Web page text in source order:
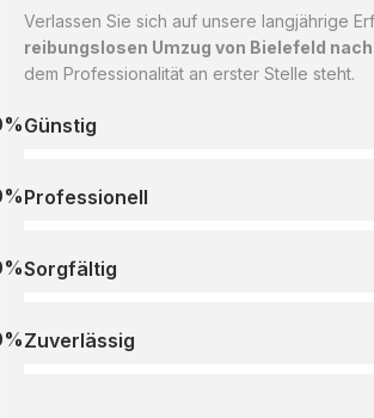
Verlassen Sie sich auf unsere langjährige
reibungslosen Umzug von Bielefeld
dem Professionalität an erster Stelle steht.
Günstig
Professionell
Sorgfältig
Zuverlässig